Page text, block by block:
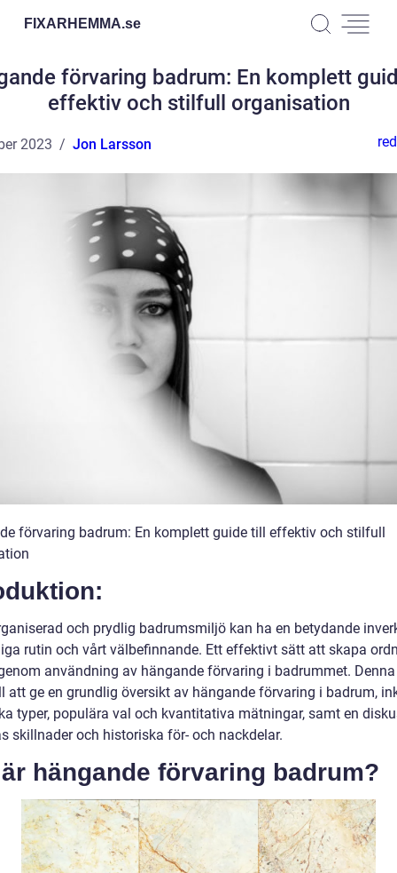
FIXARHEMMA.se
förvaring badrum: En komplett
effektiv och stilfull organisation
2023 Jon Larsson
förvaring badrum: En komplett guide till effektiv och stilfull
och prydlig badrumsmiljö kan ha en betydande
rutin och vårt välbefinnande. Ett effektivt sätt att skapa
användning av hängande förvaring i badrummet.
att ge en grundlig översikt av hängande förvaring i badrum,
typer, populära val och kvantitativa mätningar, samt en
skillnader och historiska för- och nackdelar.
hängande förvaring badrum?